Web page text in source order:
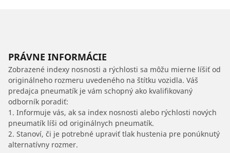
PRÁVNE INFORMÁCIE
Zobrazené indexy nosnosti a rýchlosti sa môžu mierne líšiť od
originálneho rozmeru uvedeného na štítku vozidla. Váš
predajca pneumatík je vám schopný ako kvalifikovaný
odborník poradiť:
1. Informuje vás, ak sa index nosnosti alebo rýchlosti nových
pneumatík líši od originálnych pneumatík.
2. Stanoví, či je potrebné upraviť tlak hustenia pre ponúknutý
alternatívny rozmer.